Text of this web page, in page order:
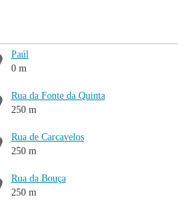
Paúl
0 m
Rua da Fonte da Quinta
250 m
Rua de Carcavelos
250 m
Rua da Bouça
250 m